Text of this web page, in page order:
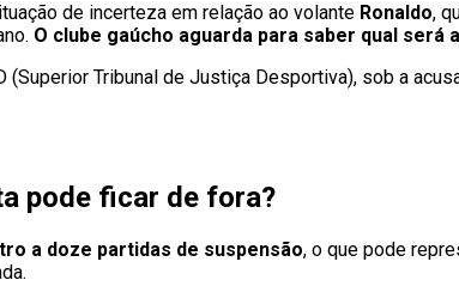
de incerteza em relação ao volante Ronaldo,
O clube gaúcho aguarda para saber qual será
(Superior Tribunal de Justiça Desportiva), sob a
pode ficar de fora?
a doze partidas de suspensão, o que pode